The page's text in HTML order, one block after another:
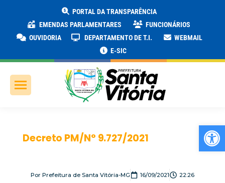
PORTAL DA TRANSPARÊNCIA
EMENDAS PARLAMENTARES
FUNCIONÁRIOS
OUVIDORIA
DEPARTAMENTO DE T.I.
WEBMAIL
E-SIC
Decreto PM/N° 9.727/2021
Por Prefeitura de Santa Vitória-MG 16/09/2021 22:26